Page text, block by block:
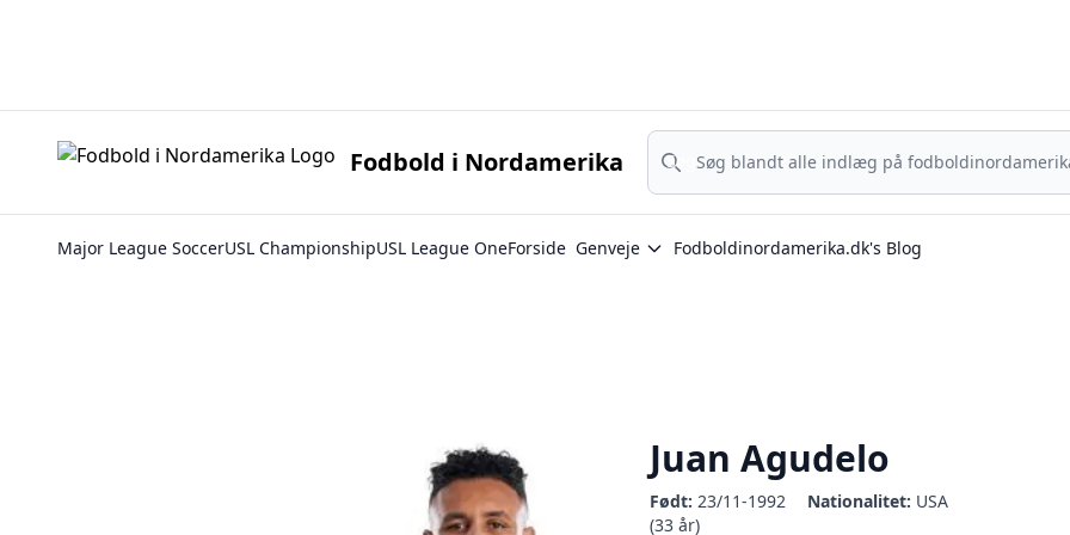
Fodbold i Nordamerika
Søg
Søg
Major League SoccerUSL ChampionshipUSL League OneForside Genveje Fodboldinordamerika.dk's Blog
Juan Agudelo
Født: 23/11-1992
(33 år)
Nationalitet: USA